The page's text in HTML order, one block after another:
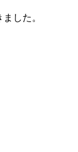
した。